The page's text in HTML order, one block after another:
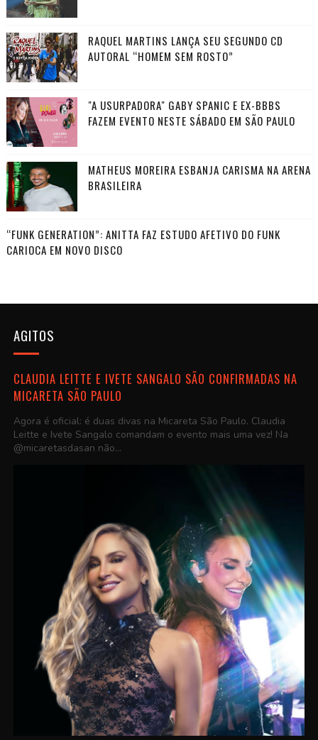
RAQUEL MARTINS LANÇA SEU SEGUNDO CD
AUTORAL “HOMEM SEM ROSTO”
"A USURPADORA" GABY SPANIC E EX-BBBS
FAZEM EVENTO NESTE SÁBADO EM SÃO PAULO
MATHEUS MOREIRA ESBANJA CARISMA NA ARENA
BRASILEIRA
“FUNK GENERATION”: ANITTA FAZ ESTUDO AFETIVO DO FUNK
CARIOCA EM NOVO DISCO
AGITOS
CLAUDIA LEITTE E IVETE SANGALO SÃO CONFIRMADAS NA
MICARETA SÃO PAULO
Agora é oficial: é duas divas na Micareta São Paulo. Claudia
Leitte e Ivete Sangalo comandam o evento mais uma vez! Na
@micaretasdasan não...